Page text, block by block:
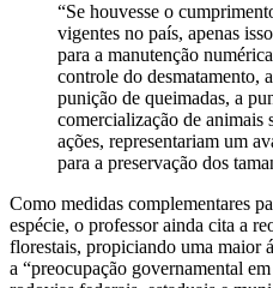
“Se houvesse o
vigentes no país, apenas
para a manutenção
controle do desmatamento,
punição de queimadas, a
comercialização de animais
ações, representariam um
para a preservação dos
Como medidas complementares
espécie, o professor ainda cita a
florestais, propiciando uma maior
a “preocupação governamental